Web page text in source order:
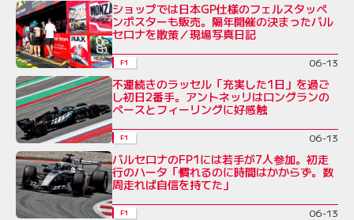
ショップでは日本GP仕様のフェルスタッペ
ンポスターも販売。隔年開催の決まったバル
セロナを散策／現場写真日記
F1 06-13
不運続きのラッセル「充実した1日」を過ご
し初日2番手。アントネッリはロングランの
ペースとフィーリングに好感触
F1 06-13
バルセロナのFP1には若手が7人参加。初走
行のハータ「慣れるのに時間はかからず。数
周走れば自信を持てた」
F1 06-13